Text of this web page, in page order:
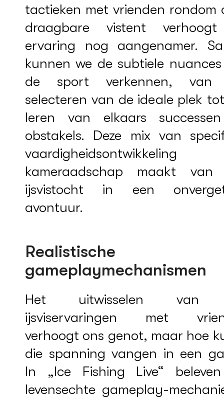
tactieken met vrienden rondom
draagbare vistent
ervaring nog aangenamer.
kunnen we de subtiele
de sport verkennen, van
selecteren van de ideale plek
leren van elkaars
obstakels. Deze mix van
kameraadschap maakt van
ijsvistocht in een
avontuur.
Realistische
gameplaymechanismen
Het uitwisselen van
ijsviservaringen met
verhoogt ons genot, maar hoe
die spanning vangen in een
In „Ice Fishing Live“
levensechte gameplay-